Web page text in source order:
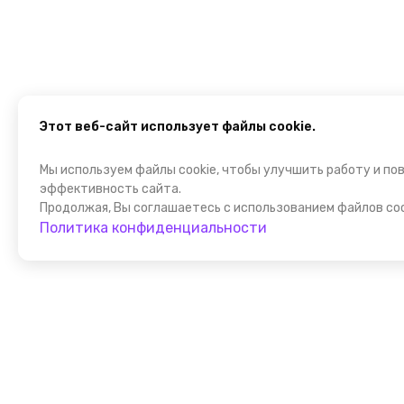
Этот веб-сайт использует файлы cookie.
Мы используем файлы cookie, чтобы улучшить работу и
эффективность сайта.
Продолжая, Вы соглашаетесь с использованием файлов
Политика конфиденциальности